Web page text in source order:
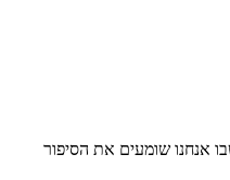
אנחנו שומעים את הסיפור